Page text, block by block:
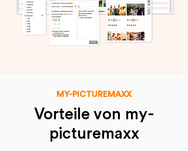
MY-PICTUREMAXX
Vorteile von my-
picturemaxx